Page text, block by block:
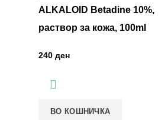
ALKALOID Betadine 10%,
раствор за кожа, 100ml
ден
ВО КОШНИЧКА